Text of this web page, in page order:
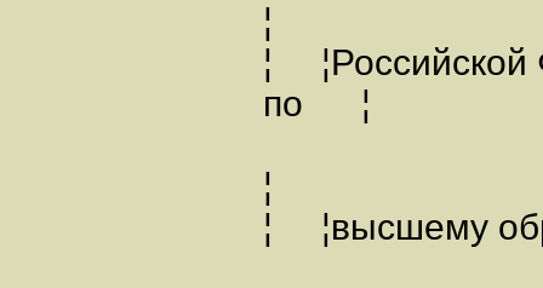
¦
¦ ¦Российской
по ¦
¦
¦